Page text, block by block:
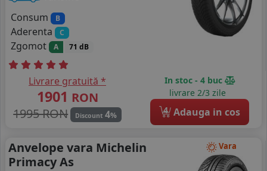
Consum
B
Aderenta C
Zgomot A 71 dB
Livrare gratuită *
1901 RON
1995 RON
Discount 4%
In stoc - 4 buc
livrare 2/3 zile
4 Adauga in cos
Vara
Anvelope vara Michelin
Primacy As